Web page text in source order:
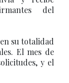
del
su totalidad
El mes de
y el